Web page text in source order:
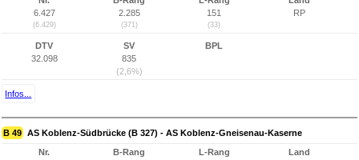
6.427
(6.429)
2.285
(371)
151
(33)
RP
DTV
32.098
SV
835
(2,6%)
BPL
Infos...
B 49 AS Koblenz-Südbrücke (B 327) - AS Koblenz-Gneisenau-Kaserne
Nr. B-Rang L-Rang Land